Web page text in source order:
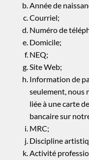
Année de
Courriel;
Numéro de
Domicile;
NEQ;
Site Web;
Information de
seulement, nous
liée à une carte
bancaire sur
MRC;
Discipline
Activité